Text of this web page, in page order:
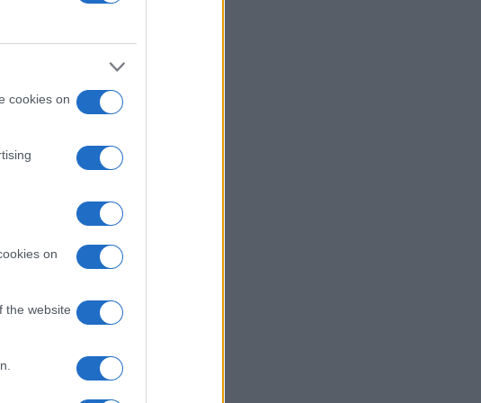
cookies on
on
the website
07/08/26 - 21:19
ΗΠΑ: Νέα αποχαρακτηρισμένα αρχεία
μεταλλικές σφαίρες και ανεξήγητα
φώτα
07/08/26 - 21:10
πληθωρισμός τον Ιούλιο – Μικρή
άνοδος στα τρόφιμα
07/08/26 - 20:42
φέρεται να ρώτησε πόσο να πληρώσει
για να ασελγήσει σε 10χρονο κορίτσι!
07/08/26 - 20:29
Γερμανία: Χάκερ που συνδέονται με